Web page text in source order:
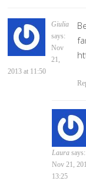
Giulia
says:
Nov
21,
2013 at 11:50
Laura says:
Nov 21,
13:25